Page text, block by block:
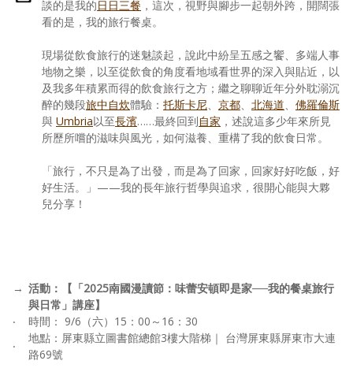
談的是我的日日三餐 ，這次，視野與腳步一起朝外跨，開闊張
看的是，我的旅行餐桌。
現場從飲食旅行的迷魅談起，說此中紛呈五感之饗、多端人事
地物之樂，以至從飲食的角度看地域看世界的深入與貼近，以
及我多年積累而得的飲食旅行之方；繼之聊聊近年分外耽溺沉
醉的幾段旅中自炊體驗： 托斯卡尼、 京都、 北海道、 佛羅倫斯
與 Umbria以至長濱……最終回到自家 ，述說這多少年來所見
所歷所嚐的滋味與風光，如何滋養、重構了我的飲食日常。
「旅行，不只是為了出發，而是為了回家，回家好好吃飯，好
好生活。」——我的長年旅行哲學與追求，很開心能與大夥
兒分享！
→ 活動：【「2025南國漫讀節：味蕾安頓即是家──我的餐桌旅行
與日常」講座】
‧
時間： 9/6（六）15：00～16：30
‧
地點：屏東縣立圖書館總館3樓大階梯｜ 台灣屏東縣屏東市大連
路69號